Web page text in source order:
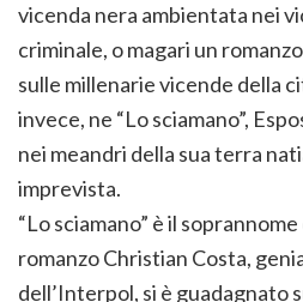
vicenda nera ambientata nei
criminale, o magari un
sulle millenarie vicende della
invece, ne “Lo sciamano”,
nei meandri della sua terra
imprevista.
“Lo sciamano” è il
romanzo Christian Costa,
dell’Interpol, si è guadagnato